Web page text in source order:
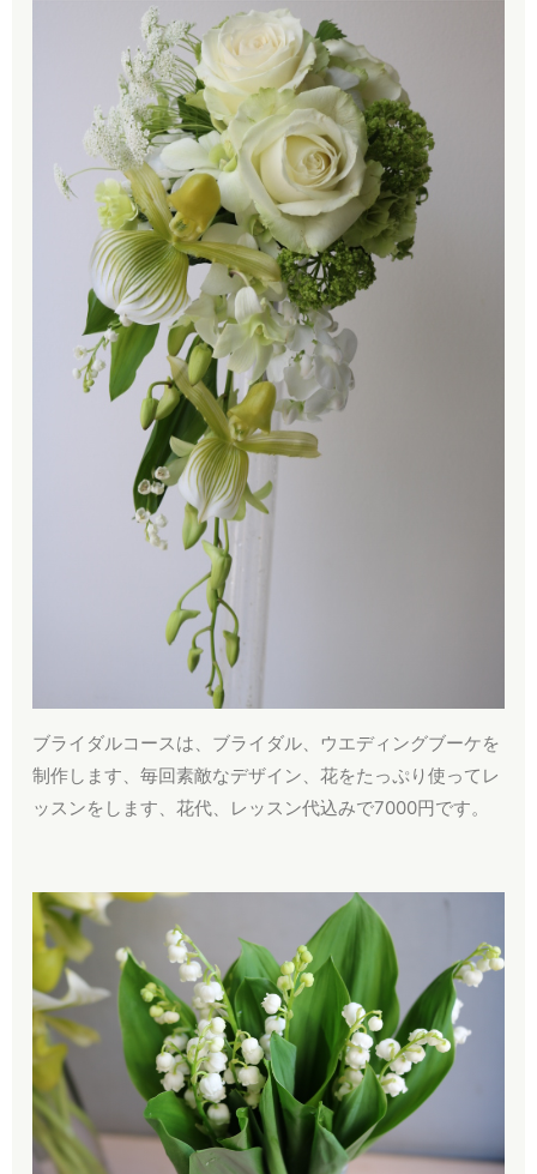
ブライダルコースは、ブライダル、ウエディングブーケを
制作します、毎回素敵なデザイン、花をたっぷり使ってレ
ッスンをします、花代、レッスン代込みで7000円です。